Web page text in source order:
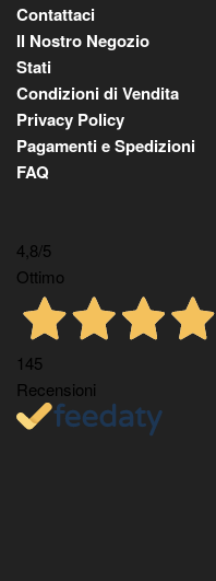
Contattaci
Il Nostro Negozio
Stati
Condizioni di Vendita
Privacy Policy
Pagamenti e Spedizioni
FAQ
4,8/5
Ottimo
145
Recensioni